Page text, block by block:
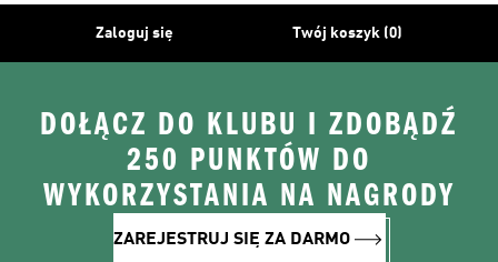
Zaloguj się Twój koszyk (0)
DOŁĄCZ DO KLUBU I ZDOBĄDŹ
250 PUNKTÓW DO
WYKORZYSTANIA NA NAGRODY
ZAREJESTRUJ SIĘ ZA DARMO